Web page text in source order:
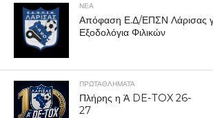
ΝΕΑ
Απόφαση Ε.Δ/ΕΠΣΝ Λάρισας
Εξοδολόγια Φιλικών
ΠΡΩΤΑΘΛΉΜΑΤΑ
Πλήρης η Ά DE-TOX 26-
27